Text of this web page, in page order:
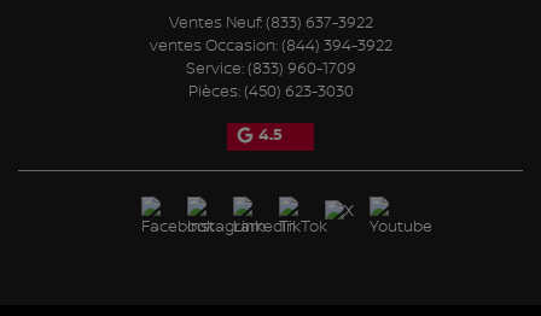
Ventes Neuf: (833) 637-3922
ventes Occasion: (844) 394-3922
Service: (833) 960-1709
Pièces: (450) 623-3030
4.5